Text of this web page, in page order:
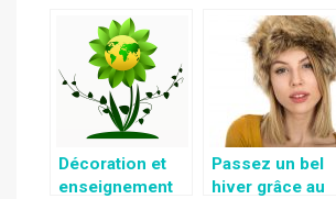
canoë kayak?
gain d’espace
dans votre
jardin ?
Pourquoi pas
acheter un
coffre de jardin
Décoration et
enseignement
Passez un bel
hiver grâce au